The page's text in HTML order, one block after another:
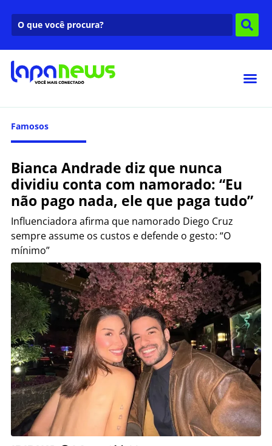
Famosos
Bianca Andrade diz que nunca
dividiu conta com namorado: “Eu
não pago nada, ele que paga tudo”
Influenciadora afirma que namorado Diego Cruz
sempre assume os custos e defende o gesto: “O
mínimo”